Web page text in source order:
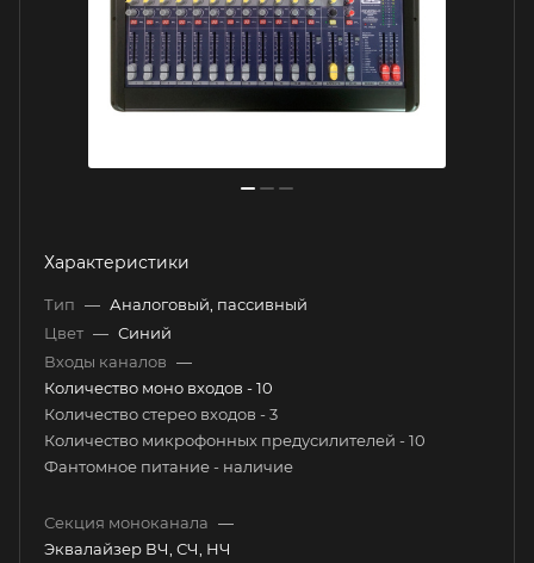
Характеристики
Тип — Аналоговый, пассивный
Цвет — Синий
Входы каналов —
Количество моно входов - 10
Количество стерео входов - 3
Количество микрофонных предусилителей - 10
Фантомное питание - наличие
Секция моноканала —
Эквалайзер ВЧ, СЧ, НЧ